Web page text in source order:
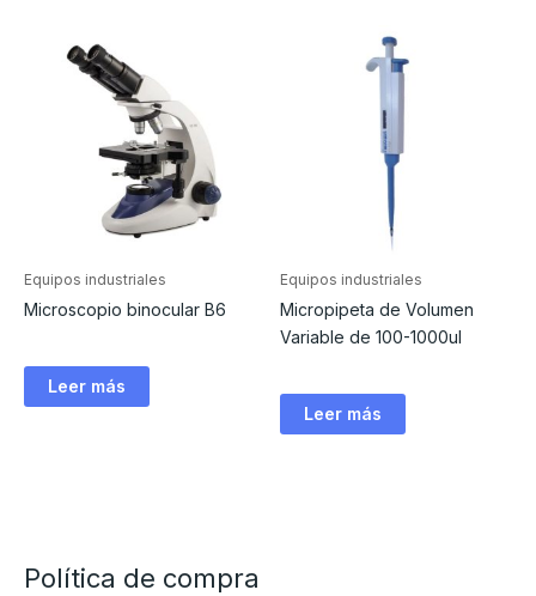
Equipos industriales
Microscopio binocular B6
Leer más
Equipos industriales
Micropipeta de Volumen
Variable de 100-1000ul
Leer más
Política de compra